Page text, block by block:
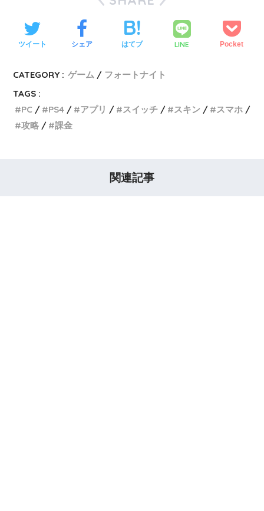
ツイート シェア はてブ LINE Pocket
CATEGORY : ゲーム
フォートナイト
TAGS :
PC
PS4 アプリ スイッチ スキン
スマホ
攻略
課金
関連記事